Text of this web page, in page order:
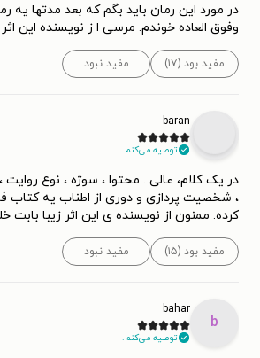
در مورد این رمان باید بگم که بعد مدتها یه
وفوق العاده خوندم. مرسی ا ز نویسنده این اثر
مفید بود (۱۷) مفید نبود
baran
توصیه می‌کنم.
در یک کلام، عالی . محتوا ، سوژه ، نوع روایت
، شخصیت پردازی و دوری از اطناب یه کتاب
کرده. ممنون از نویسنده ی این اثر زیبا
مفید بود (۱۵) مفید نبود
b
bahar
توصیه می‌کنم.